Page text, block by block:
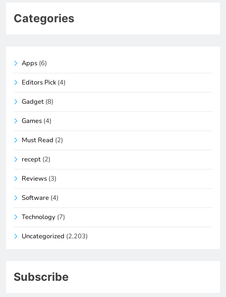
Categories
Apps (6)
Editors Pick (4)
Gadget (8)
Games (4)
Must Read (2)
recept (2)
Reviews (3)
Software (4)
Technology (7)
Uncategorized (2,203)
Subscribe